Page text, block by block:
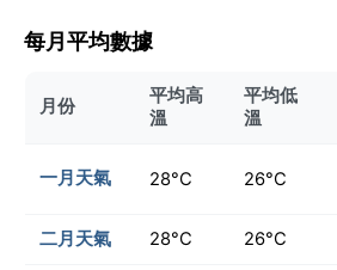
每月平均數據
月份
平均高
溫
平均低
溫
一月天氣 28°C 26°C
二月天氣 28°C 26°C